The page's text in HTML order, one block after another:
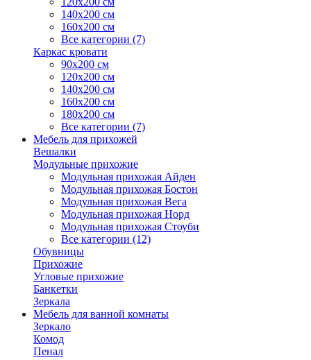
140х200 см
160х200 см
Все категории (7)
Каркас кровати
90х200 см
120х200 см
140х200 см
160х200 см
180х200 см
Все категории (7)
Мебель для прихожей
Вешалки
Модульные прихожие
Модульная прихожая Айден
Модульная прихожая Бостон
Модульная прихожая Вега
Модульная прихожая Норд
Модульная прихожая Стоуби
Все категории (12)
Обувницы
Прихожие
Угловые прихожие
Банкетки
Зеркала
Мебель для ванной комнаты
Зеркало
Комод
Пенал